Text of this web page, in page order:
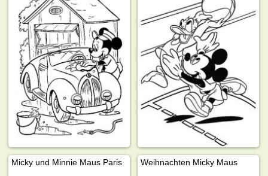
Micky und Minnie Maus Paris Weihnachten Micky Maus